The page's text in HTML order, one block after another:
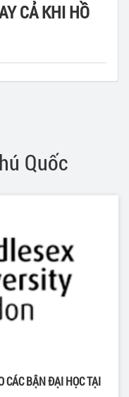
CẢ KHI HỒ
Quốc
CÁC BẬN ĐẠI HỌC TẠI